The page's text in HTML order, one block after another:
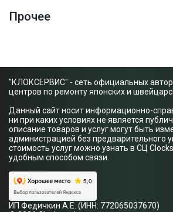
Прочее
"КЛОКСЕРВИС" - сеть официальных
центров по ремонту японских и
Данный сайт носит информационно-
ни при каких условиях не является
описание товаров и услуг могут быть
администрацией без предварительного
стоимость услуг можно узнать в СЦ
удобным способом связи.
ИП Федичкин А.Е. (ИНН: 772065037670)